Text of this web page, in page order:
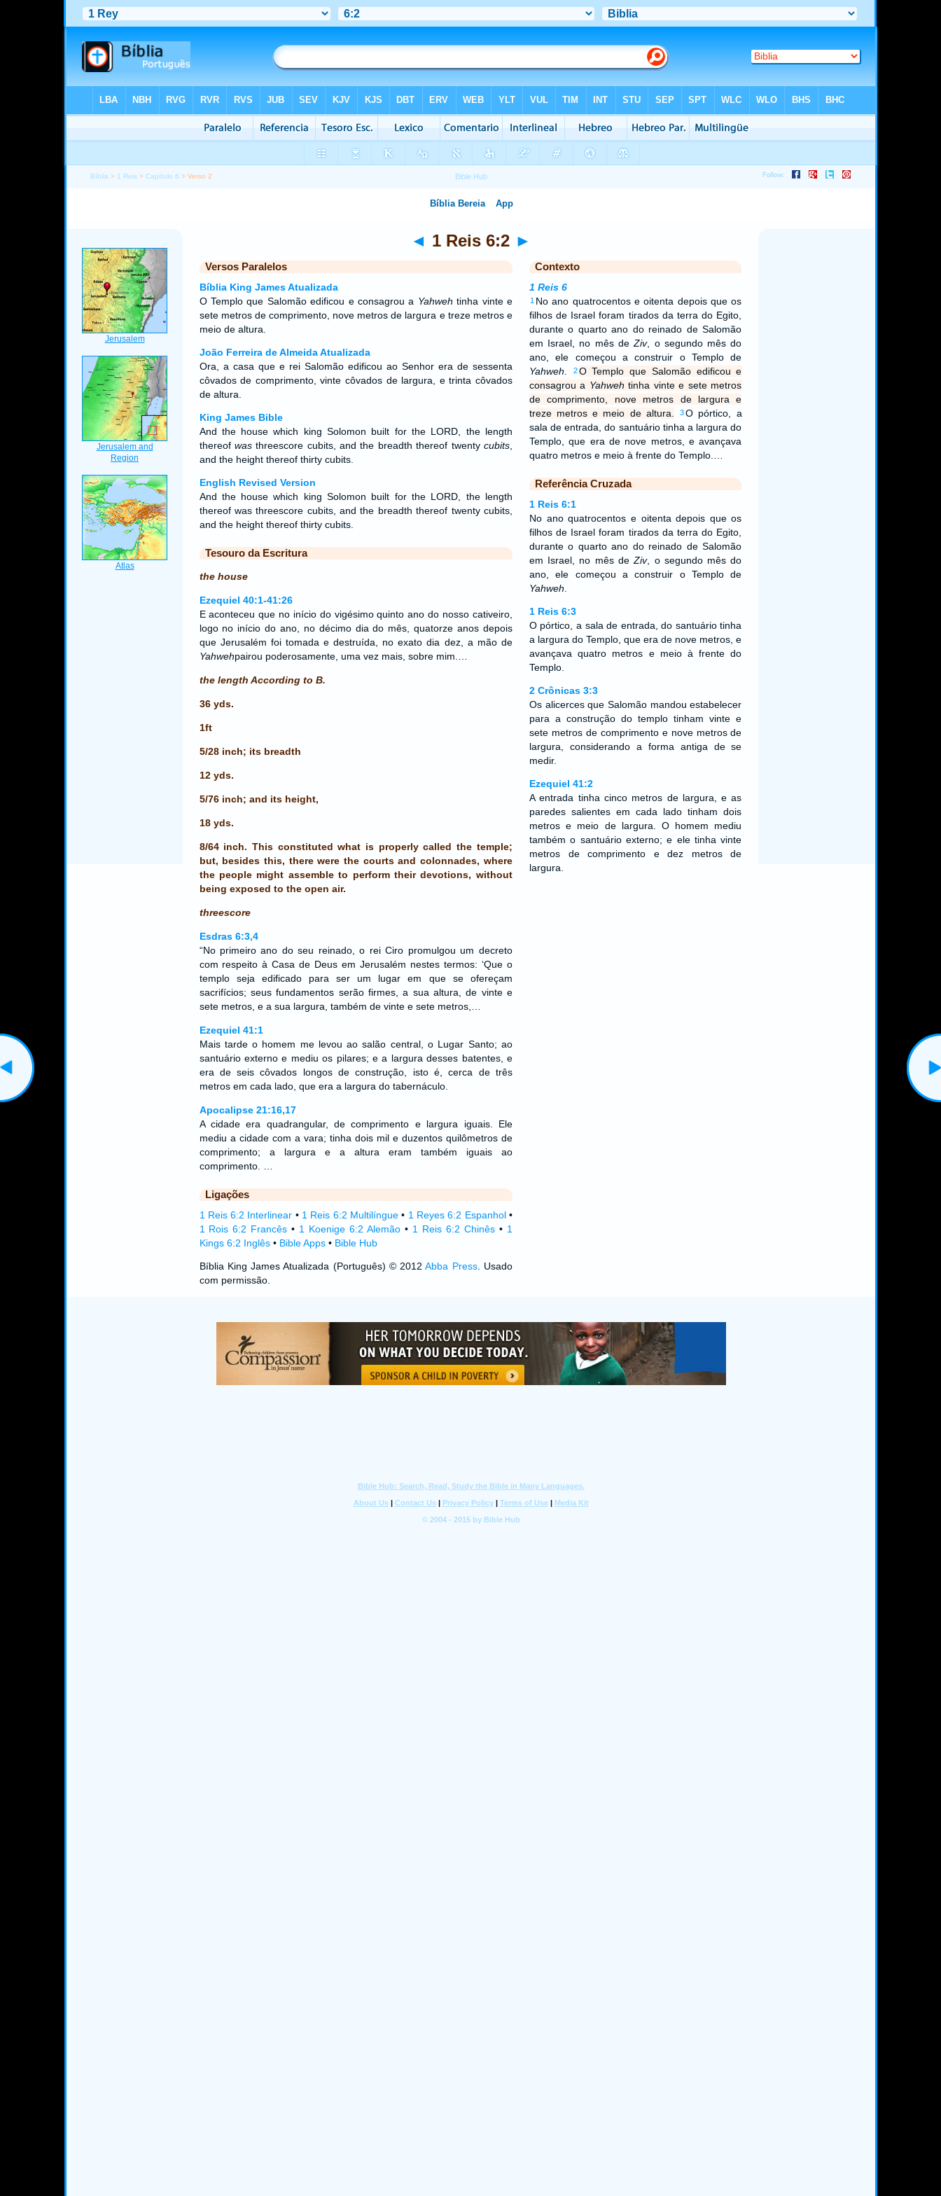
Bíblia > 1 Reis >Capítulo 6 > Verso 2
◄ 1 Reis 6:2 ►
Versos Paralelos
Bíblia King James Atualizada
O Templo que Salomão edificou e consagrou a Yahweh tinha vinte e
sete metros de comprimento, nove metros de largura e treze metros e
meio de altura.
João Ferreira de Almeida Atualizada
Ora, a casa que e rei Salomão edificou ao Senhor era de sessenta
côvados de comprimento, vinte côvados de largura, e trinta côvados
de altura.
King James Bible
And the house which king Solomon built for the LORD, the length
thereof wasthreescore cubits, and the breadth thereof twenty cubits,
and the height thereof thirty cubits.
English Revised Version
And the house which king Solomon built for the LORD, the length
thereof was threescore cubits, and the breadth thereof twenty cubits,
and the height thereof thirty cubits.
Tesouro da Escritura
the house
Ezequiel 40:1-41:26
E aconteceu que no início do vigésimo quinto ano do nosso cativeiro,
logo no início do ano, no décimo dia do mês, quatorze anos depois
que Jerusalém foi tomada e destruída, no exato dia dez, a mão de
Yahwehpairou poderosamente, uma vez mais, sobre mim.…
the length According to B.
36 yds.
1ft
5/28 inch; its breadth
12 yds.
5/76 inch; and its height,
18 yds.
8/64 inch. This constituted what is properly called the temple;
but, besides this, there were the courts and colonnades, where
the people might assemble to perform their devotions, without
being exposed to the open air.
threescore
Esdras 6:3,4
“No primeiro ano do seu reinado, o rei Ciro promulgou um decreto
com respeito à Casa de Deus em Jerusalém nestes termos: ‘Que o
templo seja edificado para ser um lugar em que se ofereçam
sacrifícios; seus fundamentos serão firmes, a sua altura, de vinte e
sete metros, e a sua largura, também de vinte e sete metros,…
Ezequiel 41:1
Mais tarde o homem me levou ao salão central, o Lugar Santo; ao
santuário externo e mediu os pilares; e a largura desses batentes, e
era de seis côvados longos de construção, isto é, cerca de três
metros em cada lado, que era a largura do tabernáculo.
Apocalipse 21:16,17
A cidade era quadrangular, de comprimento e largura iguais. Ele
mediu a cidade com a vara; tinha dois mil e duzentos quilômetros de
comprimento; a largura e a altura eram também iguais ao
comprimento. …
Ligações
1 Reis 6:2 Interlinear • 1 Reis 6:2 Multilíngue • 1 Reyes 6:2 Espanhol•
1 Rois 6:2 Francês • 1 Koenige 6:2 Alemão • 1 Reis 6:2 Chinês • 1
Kings 6:2 Inglês• Bible Apps• Bible Hub
Bíblia King James Atualizada (Português) © 2012Abba Press. Usado
com permissão.
Contexto
1 Reis 6
1 No ano quatrocentos e oitenta depois que os
filhos de Israel foram tirados da terra do Egito,
durante o quarto ano do reinado de Salomão
em Israel, no mês deZiv, o segundo mês do
ano, ele começou a construir o Templo de
Yahweh
2O Templo que Salomão edificou e
consagrou a Yahweh tinha vinte e sete metros
de comprimento, nove metros de largura e
treze metros e meio de altura.
3O pórtico, a
sala de entrada, do santuário tinha a largura do
Templo, que era de nove metros, e avançava
quatro metros e meio à frente do Templo.…
Referência Cruzada
1 Reis 6:1
No ano quatrocentos e oitenta depois que os
filhos de Israel foram tirados da terra do Egito,
durante o quarto ano do reinado de Salomão
em Israel, no mês deZiv, o segundo mês do
ano, ele começou a construir o Templo de
Yahweh
1 Reis 6:3
O pórtico, a sala de entrada, do santuário tinha
a largura do Templo, que era de nove metros, e
avançava quatro metros e meio à frente do
Templo.
2 Crônicas 3:3
Os alicerces que Salomão mandou estabelecer
para a construção do templo tinham vinte e
sete metros de comprimento e nove metros de
largura, considerando a forma antiga de se
medir.
Ezequiel 41:2
A entrada tinha cinco metros de largura, e as
paredes salientes em cada lado tinham dois
metros e meio de largura. O homem mediu
também o santuário externo; e ele tinha vinte
metros de comprimento e dez metros de
largura.